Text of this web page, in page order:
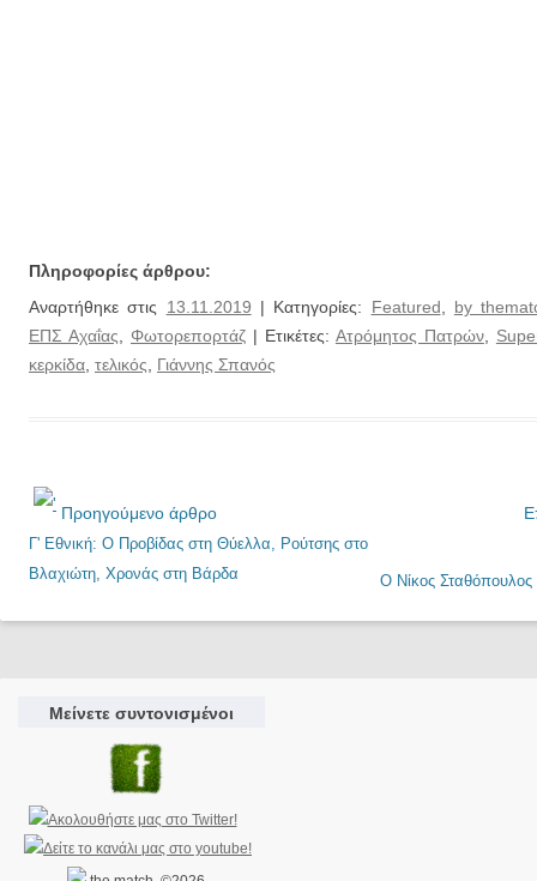
Πληροφορίες άρθρου:
Αναρτήθηκε στις 13.11.2019 | Κατηγορίες: Featured, by
ΕΠΣ Αχαΐας, Φωτορεπορτάζ| Ετικέτες: Ατρόμητος Πατρών,
κερκίδα, τελικός, Γιάννης Σπανός
Προηγούμενο άρθρο
Γ' Εθνική: Ο Προβίδας στη Θύελλα, Ρούτσης στο
Βλαχιώτη, Χρονάς στη Βάρδα
Ο Νίκος
Μείνετε συντονισμένοι